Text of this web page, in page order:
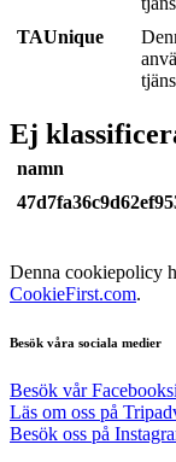
TAUnique
Ej
namn
Denna cookiepolicy
CookieFirst.com.
Besök våra sociala medier
Besök vår
Läs om oss på
Besök oss på